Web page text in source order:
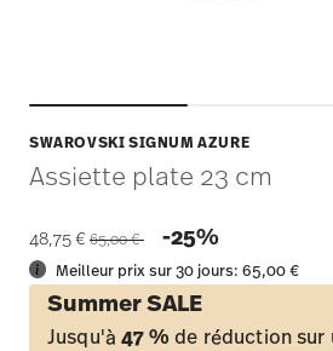
SWAROVSKI SIGNUM AZURE
Assiette plate 23 cm
48,75 € Price reduced from
65,00 € -25%
Meilleur prix sur 30 jours:65,00 €
Summer SALE
Jusqu'à47 %de réduction sur